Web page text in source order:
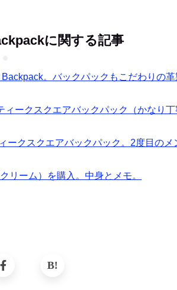
に関する記事
。バックパックもこだわりの革
ィークスクエアバックパック（かなり丁
ークスクエアバックパック。2度目のメ
リーム）を購入。中身とメモ。